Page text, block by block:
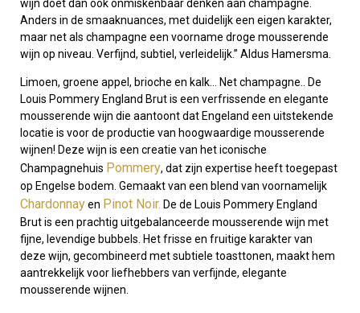
wijn doet dan ook onmiskenbaar denken aan champagne.
Anders in de smaaknuances, met duidelijk een eigen karakter,
maar net als champagne een voorname droge mousserende
wijn op niveau. Verfijnd, subtiel, verleidelijk.” Aldus Hamersma.
Limoen, groene appel, brioche en kalk… Net champagne.. De
Louis Pommery England Brut is een verfrissende en elegante
mousserende wijn die aantoont dat Engeland een uitstekende
locatie is voor de productie van hoogwaardige mousserende
wijnen! Deze wijn is een creatie van het iconische
Champagnehuis Pommery, dat zijn expertise heeft toegepast
op Engelse bodem. Gemaakt van een blend van voornamelijk
Chardonnayen Pinot Noir. De de Louis Pommery England
Brut is een prachtig uitgebalanceerde mousserende wijn met
fijne, levendige bubbels. Het frisse en fruitige karakter van
deze wijn, gecombineerd met subtiele toasttonen, maakt hem
aantrekkelijk voor liefhebbers van verfijnde, elegante
mousserende wijnen.